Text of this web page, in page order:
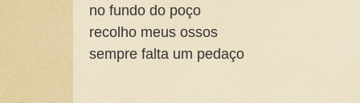
no fundo do poço
recolho meus ossos
sempre falta um pedaço